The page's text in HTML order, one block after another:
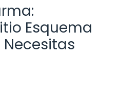
Esquema
Necesitas